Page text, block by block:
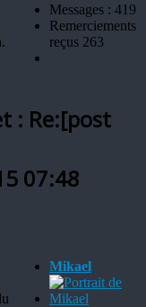
Messages : 419
Remerciements
reçus 263
: Re:[post
07:48
Mikael